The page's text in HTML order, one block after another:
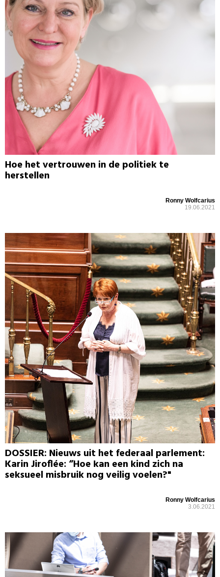
Hoe het vertrouwen in de politiek te
herstellen
Ronny Wolfcarius
19.06.2021
DOSSIER: Nieuws uit het federaal parlement:
Karin Jiroflée: “Hoe kan een kind zich na
seksueel misbruik nog veilig voelen?"
Ronny Wolfcarius
3.06.2021